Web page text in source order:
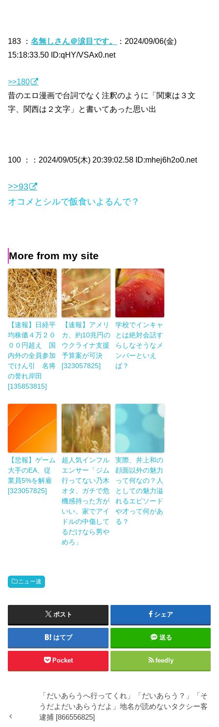
183 ：名無しさん＠涙目です。
：2024/09/06(金)
15:18:33.50 ID:qHY/VSAx0.net
>>180
昔のエロ漫画で台詞でなく注釈のように「関東は３文
字、関西は２文字」と書いてあった思い出
100 ： ：2024/09/05(木) 20:39:02.58 ID:mhej6h2o0.net
>>93
オコメとシルで飯食いよるんで？
More from my site
【速報】日経平
均株価４万２０
００円超え 国
内外の全員参加
でけん引 名将
の誉れ岸田
[135853815]
【速報】アメリ
カ、約10兆円の
ウクライナ支援
予算案が可決
[323057825]
学校でインキャ
とは絶対会話す
らしなそうなメ
ンバーといえ
ば？
【悲報】ゲーム
大手のEA、従
業員5%を解雇
[323057825]
超人気インフル
エンサー「ジム
行ってない乃木
オタ、ガチで危
機感持った方が
いい。家でアイ
ドルの中傷して
るだけなら男や
めろ」
実際、井上和の
顔面以外の魅力
って何なの？人
としての魅力溢
れるエピソード
や才って何があ
る？
ニュー速
ポスト シェア
はてブ 送る
Pocket feedly
「だいあらうへ行ってくれ」「だいあらう？」「そ
うだよだいあらうだよ」地名が読めないタクシー客
逮捕 [866556825]